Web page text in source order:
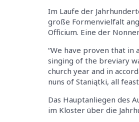
Im Laufe der
große Formenvielfalt
Officium. Eine der
“We have proven that in
singing of the breviary
church year and in
nuns of Staniątki, all
Das Hauptanliegen des
im Kloster über die